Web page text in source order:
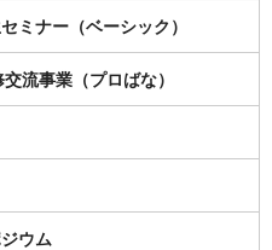
ミナー（ベーシック）
流事業（プロばな）
ウム